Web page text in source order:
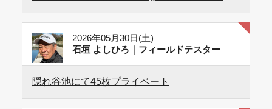
2026年05月30日(土)
石垣 よしひろ｜フィールドテスター
隠れ谷池にて45枚プライベート